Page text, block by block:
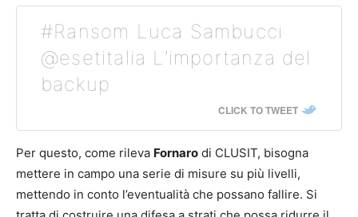
#Ransom Luca Sambucci
@esetitalia L’importanza del
backup
CLICK TO TWEET
Per questo, come rileva Fornaro di CLUSIT, bisogna
mettere in campo una serie di misure su più livelli,
mettendo in conto l’eventualità che possano fallire. Si